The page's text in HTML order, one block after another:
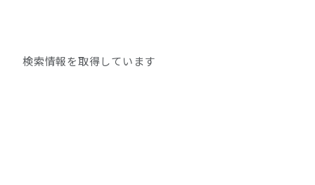
検索情報を取得しています